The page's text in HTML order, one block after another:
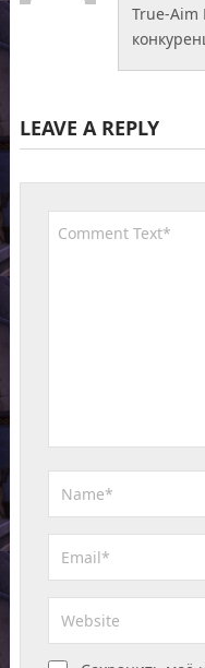
True-Aim
LEAVE A REPLY